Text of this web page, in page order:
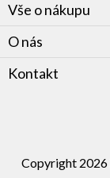
Vše o nákupu
O nás
Kontakt
Copyright 2026